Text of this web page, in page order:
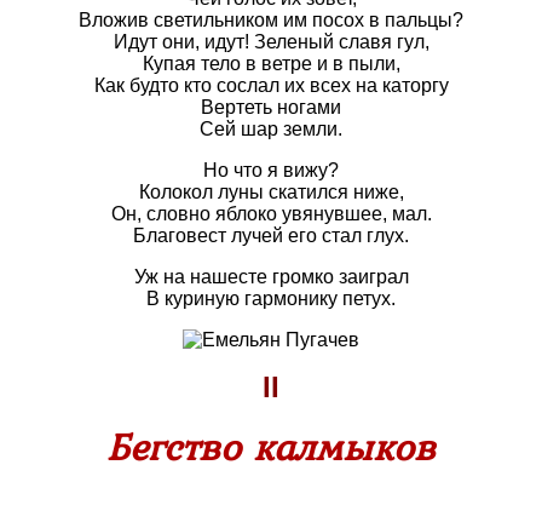
Вложив светильником им посох в пальцы?
Идут они, идут! Зеленый славя гул,
Купая тело в ветре и в пыли,
Как будто кто сослал их всех на каторгу
Вертеть ногами
Сей шар земли.
Но что я вижу?
Колокол луны скатился ниже,
Он, словно яблоко увянувшее, мал.
Благовест лучей его стал глух.
Уж на нашесте громко заиграл
В куриную гармонику петух.
II
Бегство калмыков